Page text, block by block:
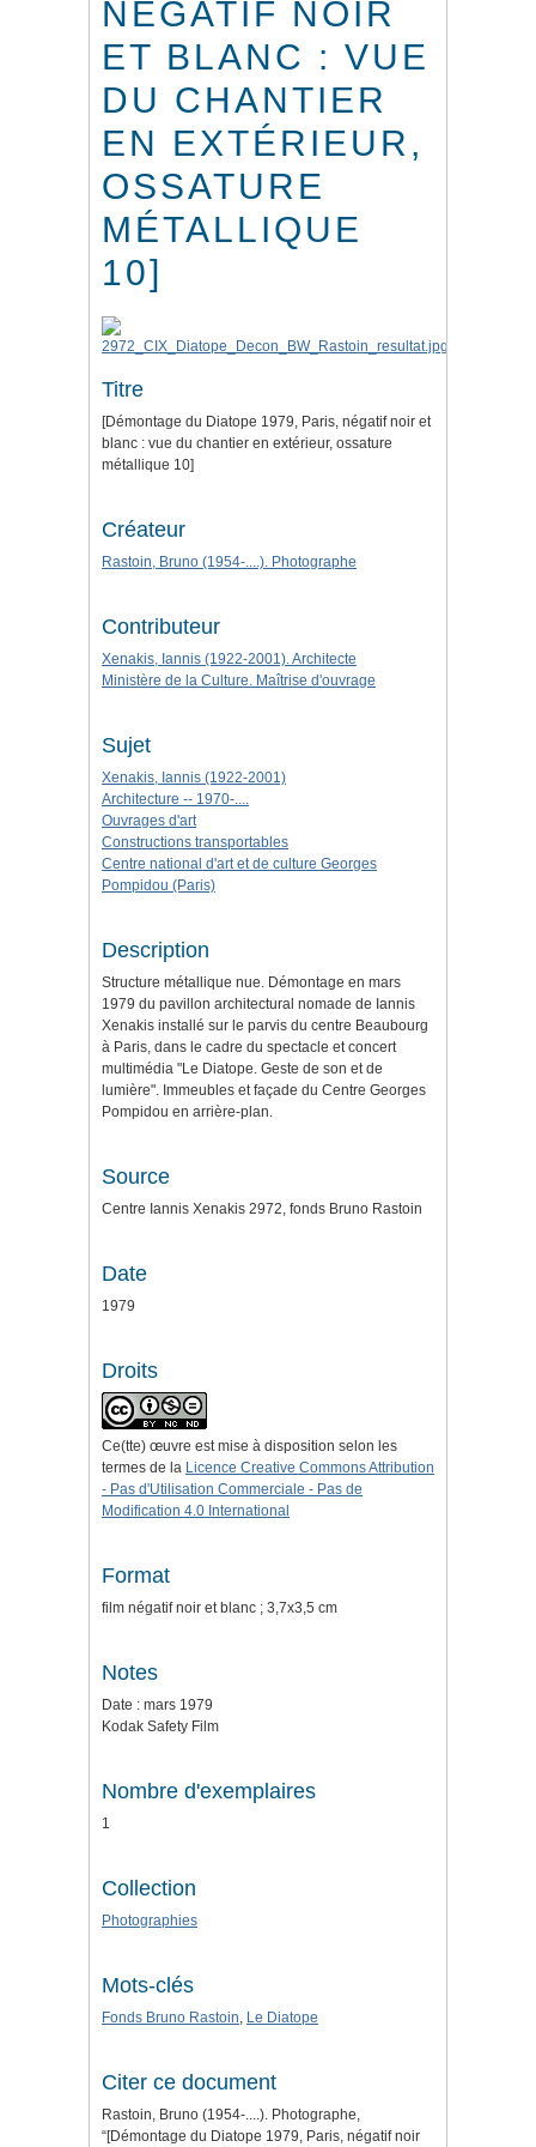
NÉGATIF NOIR
ET BLANC : VUE
DU CHANTIER
EN EXTÉRIEUR,
OSSATURE
MÉTALLIQUE
10]
Titre
[Démontage du Diatope 1979, Paris, négatif noir et
blanc : vue du chantier en extérieur, ossature
métallique 10]
Créateur
Rastoin, Bruno (1954-....). Photographe
Contributeur
Xenakis, Iannis (1922-2001). Architecte
Ministère de la Culture. Maîtrise d'ouvrage
Sujet
Xenakis, Iannis (1922-2001)
Architecture -- 1970-....
Ouvrages d'art
Constructions transportables
Centre national d'art et de culture Georges
Pompidou (Paris)
Description
Structure métallique nue. Démontage en mars
1979 du pavillon architectural nomade de Iannis
Xenakis installé sur le parvis du centre Beaubourg
à Paris, dans le cadre du spectacle et concert
multimédia "Le Diatope. Geste de son et de
lumière". Immeubles et façade du Centre Georges
Pompidou en arrière-plan.
Source
Centre Iannis Xenakis 2972, fonds Bruno Rastoin
Date
1979
Droits
Ce(tte) œuvre est mise à disposition selon les
termes de la Licence Creative Commons Attribution
- Pas d'Utilisation Commerciale - Pas de
Modification 4.0 International
Format
film négatif noir et blanc ; 3,7x3,5 cm
Notes
Date : mars 1979
Kodak Safety Film
Nombre d'exemplaires
1
Collection
Photographies
Mots-clés
Fonds Bruno Rastoin, Le Diatope
Citer ce document
Rastoin, Bruno (1954-....). Photographe,
“[Démontage du Diatope 1979, Paris, négatif noir